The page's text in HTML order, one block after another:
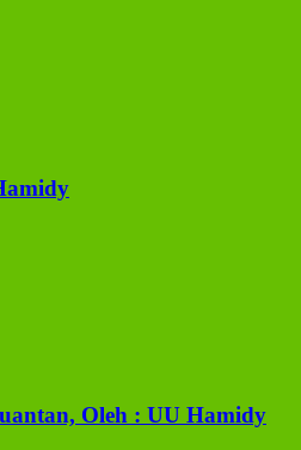
Oleh : UU Hamidy